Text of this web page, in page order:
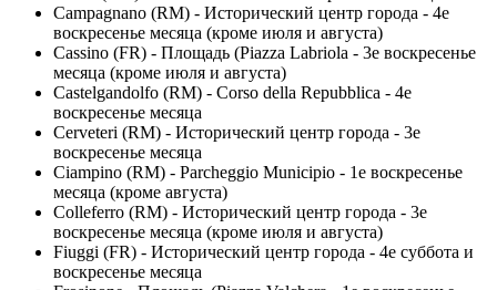
Campagnano (RM) - Исторический центр города - 4е
воскресенье месяца (кроме июля и августа)
Cassino (FR) - Площадь (Piazza Labriola - 3е воскресенье
месяца (кроме июля и августа)
Castelgandolfo (RM) - Corso della Repubblica - 4е
воскресенье месяца
Cerveteri (RM) - Исторический центр города - 3е
воскресенье месяца
Ciampino (RM) - Parcheggio Municipio - 1е воскресенье
месяца (кроме августа)
Colleferro (RM) - Исторический центр города - 3е
воскресенье месяца (кроме июля и августа)
Fiuggi (FR) - Исторический центр города - 4е суббота и
воскресенье месяца